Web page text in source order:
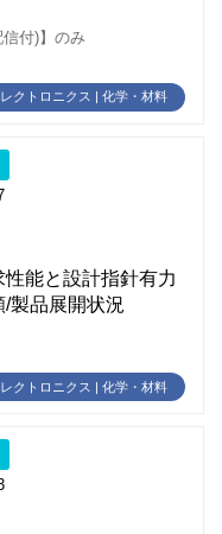
付)】のみ
クトロニクス | 化学・材料
能と設計指針有力
製品展開状況
クトロニクス | 化学・材料